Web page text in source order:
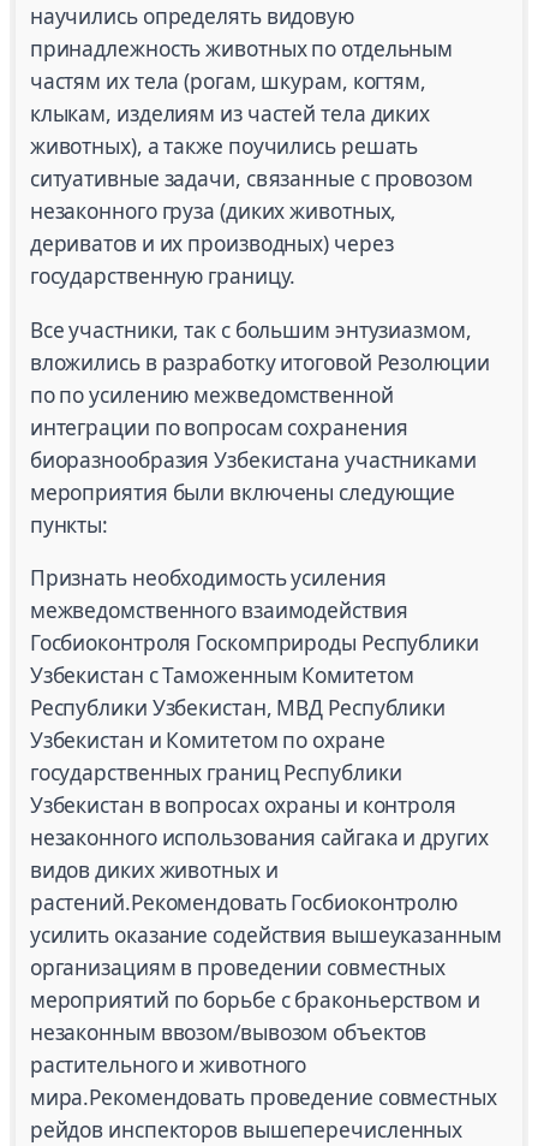
научились определять видовую
принадлежность животных по отдельным
частям их тела (рогам, шкурам, когтям,
клыкам, изделиям из частей тела диких
животных), а также поучились решать
ситуативные задачи, связанные с провозом
незаконного груза (диких животных,
дериватов и их производных) через
государственную границу.
Все участники, так с большим энтузиазмом,
вложились в разработку итоговой Резолюции
по по усилению межведомственной
интеграции по вопросам сохранения
биоразнообразия Узбекистана участниками
мероприятия были включены следующие
пункты:
Признать необходимость усиления
межведомственного взаимодействия
Госбиоконтроля Госкомприроды Республики
Узбекистан с Таможенным Комитетом
Республики Узбекистан, МВД Республики
Узбекистан и Комитетом по охране
государственных границ Республики
Узбекистан в вопросах охраны и контроля
незаконного использования сайгака и других
видов диких животных и
растений.Рекомендовать Госбиоконтролю
усилить оказание содействия вышеуказанным
организациям в проведении совместных
мероприятий по борьбе с браконьерством и
незаконным ввозом/вывозом объектов
растительного и животного
мира.Рекомендовать проведение совместных
рейдов инспекторов вышеперечисленных